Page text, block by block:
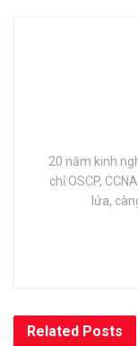
20 năm kinh
chỉ:OSCP,
lửa,
Related Posts